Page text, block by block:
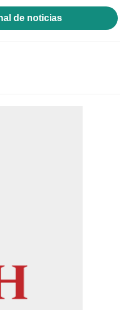
de noticias